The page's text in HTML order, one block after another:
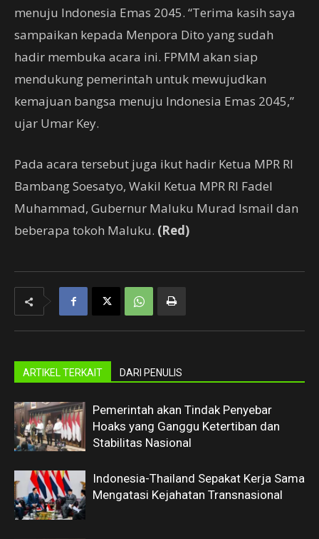
menuju Indonesia Emas 2045. “Terima kasih saya
sampaikan kepada Menpora Dito yang sudah
hadir membuka acara ini. FPMM akan siap
mendukung pemerintah untuk mewujudkan
kemajuan bangsa menuju Indonesia Emas 2045,”
ujar Umar Key.
Pada acara tersebut juga ikut hadir Ketua MPR RI
Bambang Soesatyo, Wakil Ketua MPR RI Fadel
Muhammad, Gubernur Maluku Murad Ismail dan
beberapa tokoh Maluku. (Red)
ARTIKEL TERKAIT DARI PENULIS
Pemerintah akan Tindak Penyebar
Hoaks yang Ganggu Ketertiban dan
Stabilitas Nasional
Indonesia-Thailand Sepakat Kerja Sama
Mengatasi Kejahatan Transnasional